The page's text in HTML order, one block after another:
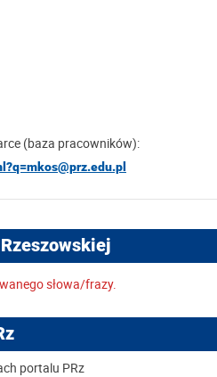
(baza pracowników):
słowa/frazy.
portalu PRz